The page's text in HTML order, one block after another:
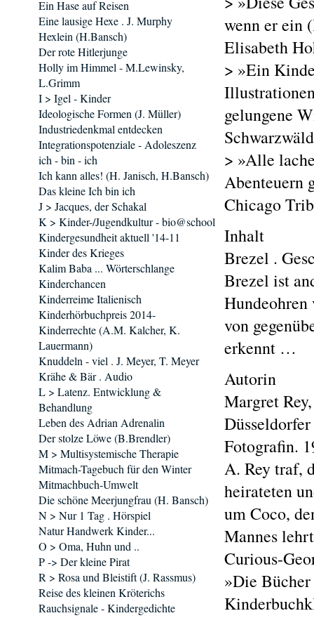
wenn er ein
Elisabeth
> »Ein
gelungene
> »Alle
Abenteuern
Chicago
Inhalt
Brezel .
Brezel ist
von
erkennt …
Autorin
Margret
Fotografin.
A. Rey traf,
heirateten
um Coco,
Mannes
Curious-
»Die
Ein Hase auf Reisen
Eine lausige Hexe . J. Murphy
Hexlein (H.Bansch)
Der rote Hitlerjunge
Holly im Himmel - M.Lewinsky,
L.Grimm
I > Igel - Kinder
Ideologische Formen (J. Müller)
Industriedenkmal entdecken
Integrationspotenziale - Adoleszenz
ich - bin - ich
Ich kann alles! (H. Janisch, H.Bansch)
Das kleine Ich bin ich
J > Jacques, der Schakal
K > Kinder-/Jugendkultur - bio@school
Kindergesundheit aktuell '14-11
Kinder des Krieges
Kalim Baba ... Wörterschlange
Kinderchancen
Kinderreime Italienisch
Kinderhörbuchpreis 2014-
Kinderrechte (A.M. Kalcher, K.
Lauermann)
Knuddeln - viel . J. Meyer, T. Meyer
Krähe & Bär . Audio
L > Latenz. Entwicklung &
Behandlung
Leben des Adrian Adrenalin
Der stolze Löwe (B.Brendler)
M > Multisystemische Therapie
Mitmach-Tagebuch für den Winter
Mitmachbuch-Umwelt
Die schöne Meerjungfrau (H. Bansch)
N > Nur 1 Tag . Hörspiel
Natur Handwerk Kinder...
O > Oma, Huhn und ..
P -> Der kleine Pirat
R > Rosa und Bleistift (J. Rassmus)
Reise des kleinen Kröterichs
Rauchsignale - Kindergedichte